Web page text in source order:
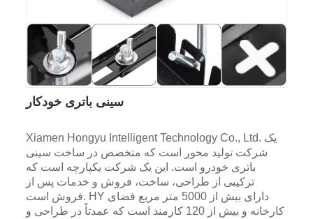
سینی باتری خودکار
Xiamen Hongyu Intelligent Technology Co., Ltd. یک
شرکت تولید محور است که متخصص در ساخت سینی
باتری خودرو است. این یک شرکت یکپارچه است که
ترکیبی از طراحی، ساخت، فروش و خدمات پس از
فروش است. HY دارای بیش از 5000 متر مربع فضای
کارخانه و بیش از 120 کارمند است که عمدتاً در طراحی و